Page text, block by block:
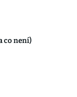
co není)